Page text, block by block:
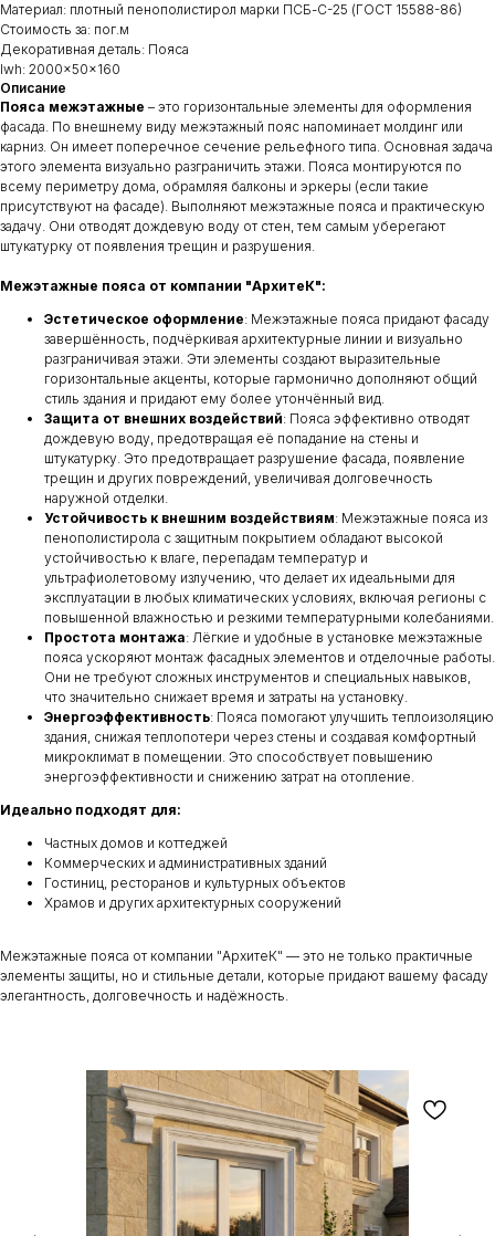
Материал: плотный пенополистирол марки ПСБ-С-25 (ГОСТ 15588-86)
Стоимость за: пог.м
Декоративная деталь: Пояса
lwh: 2000x50x160
Описание
Пояса межэтажные – это горизонтальные элементы для оформления
фасада. По внешнему виду межэтажный пояс напоминает молдинг или
карниз. Он имеет поперечное сечение рельефного типа. Основная задача
этого элемента визуально разграничить этажи. Пояса монтируются по
всему периметру дома, обрамляя балконы и эркеры (если такие
присутствуют на фасаде). Выполняют межэтажные пояса и практическую
задачу. Они отводят дождевую воду от стен, тем самым уберегают
штукатурку от появления трещин и разрушения.
Межэтажные пояса от компании "АрхитеК":
Эстетическое оформление: Межэтажные пояса придают фасаду
завершённость, подчёркивая архитектурные линии и визуально
разграничивая этажи. Эти элементы создают выразительные
горизонтальные акценты, которые гармонично дополняют общий
стиль здания и придают ему более утончённый вид.
Защита от внешних воздействий: Пояса эффективно отводят
дождевую воду, предотвращая её попадание на стены и
штукатурку. Это предотвращает разрушение фасада, появление
трещин и других повреждений, увеличивая долговечность
наружной отделки.
Устойчивость к внешним воздействиям: Межэтажные пояса из
пенополистирола с защитным покрытием обладают высокой
устойчивостью к влаге, перепадам температур и
ультрафиолетовому излучению, что делает их идеальными для
эксплуатации в любых климатических условиях, включая регионы с
повышенной влажностью и резкими температурными колебаниями.
Простота монтажа: Лёгкие и удобные в установке межэтажные
пояса ускоряют монтаж фасадных элементов и отделочные работы.
Они не требуют сложных инструментов и специальных навыков,
что значительно снижает время и затраты на установку.
Энергоэффективность: Пояса помогают улучшить теплоизоляцию
здания, снижая теплопотери через стены и создавая комфортный
микроклимат в помещении. Это способствует повышению
энергоэффективности и снижению затрат на отопление.
Идеально подходят для:
Частных домов и коттеджей
Коммерческих и административных зданий
Гостиниц, ресторанов и культурных объектов
Храмов и других архитектурных сооружений
Межэтажные пояса от компании "АрхитеК" — это не только практичные
элементы защиты, но и стильные детали, которые придают вашему фасаду
элегантность, долговечность и надёжность.